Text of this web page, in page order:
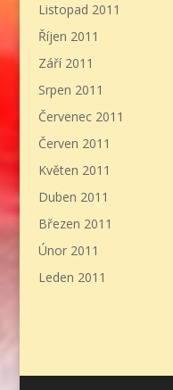
Listopad 2011
Říjen 2011
Září 2011
Srpen 2011
Červenec 2011
Červen 2011
Květen 2011
Duben 2011
Březen 2011
Únor 2011
Leden 2011